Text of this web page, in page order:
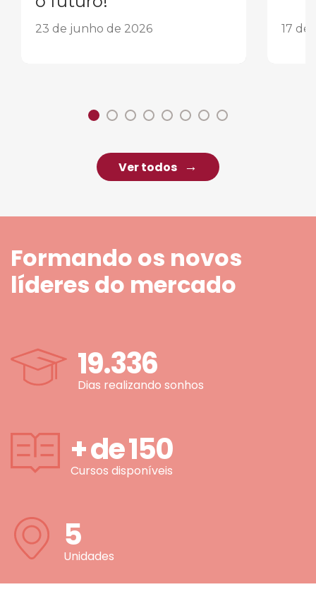
23 de junho de 2026 17 de
Ver todos
Formando os novos
líderes do mercado
19.336
Dias realizando sonhos
+ de150
Cursos disponíveis
5
Unidades